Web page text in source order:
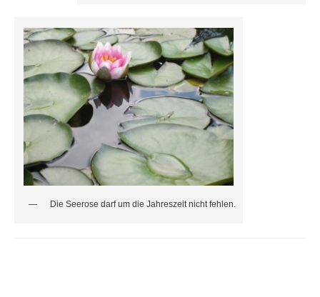
Die Seerose darf um die Jahreszeit nicht fehlen.